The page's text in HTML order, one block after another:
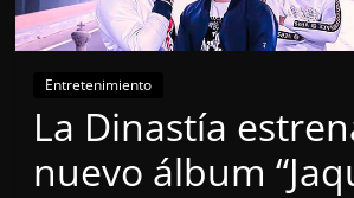
Entretenimiento
La Dinastía
nuevo álbum